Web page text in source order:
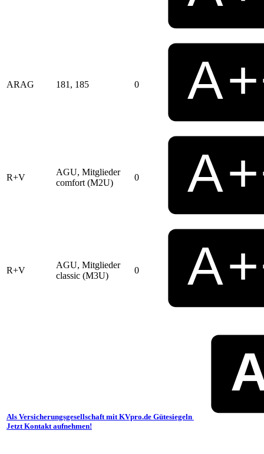
ARAG 181, 185 0
R+V
AGU, Mitglieder
comfort (M2U)
0
R+V
AGU, Mitglieder
classic (M3U)
0
Als Versicherungsgesellschaft mit KVpro.de Gütesiegeln
Jetzt Kontakt aufnehmen!